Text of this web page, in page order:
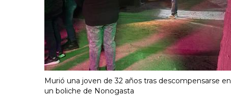
Murió una joven de 32 años tras descompensarse en
un boliche de Nonogasta